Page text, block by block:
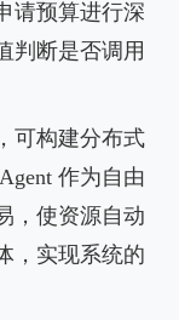
请预算进行深
判断是否调用
可构建分布式
作为自由
，使资源自动
，实现系统的